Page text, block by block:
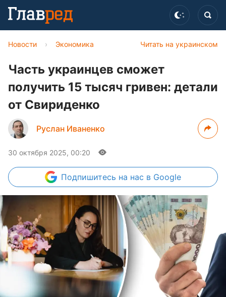
Читать на украинском
Новости › Экономика
Часть украинцев сможет
получить 15 тысяч гривен: детали
от Свириденко
Руслан Иваненко
30 октября 2025, 00:20
Подпишитесь на нас в Google